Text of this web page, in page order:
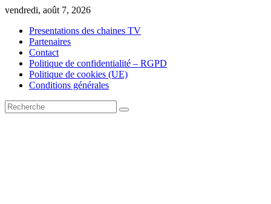
Skip
content
vendredi, août 7, 2026
Presentations des chaines TV
Partenaires
Contact
Politique de confidentialité – RGPD
Politique de cookies (UE)
Conditions générales